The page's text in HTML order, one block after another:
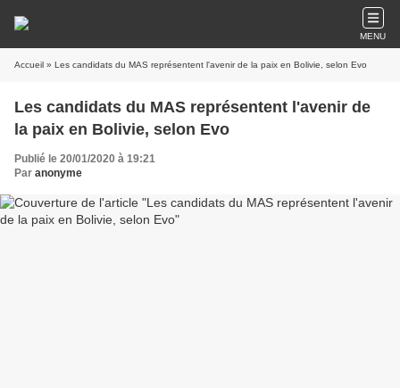
MENU
Accueil » Les candidats du MAS représentent l'avenir de la paix en Bolivie, selon Evo
Les candidats du MAS représentent l'avenir de
la paix en Bolivie, selon Evo
Publié le 20/01/2020 à 19:21
Par anonyme